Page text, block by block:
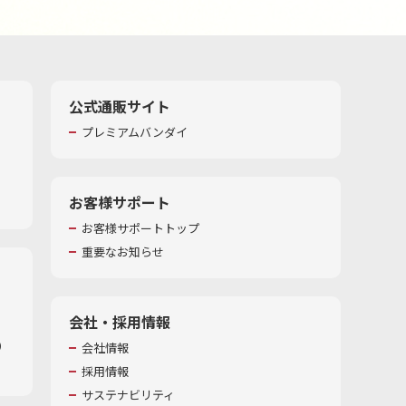
公式通販サイト
プレミアムバンダイ
お客様サポート
お客様サポートトップ
重要なお知らせ
会社・採用情報
会社情報
採用情報
サステナビリティ